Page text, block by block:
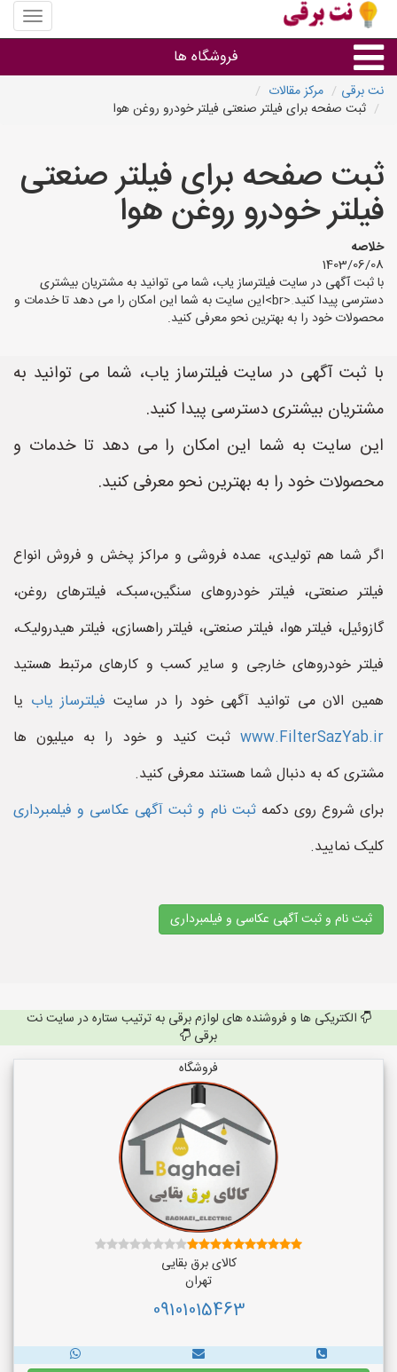
منوی
سایت
برقی
فروشگاه ها
روشنایی و نورپردازی
سایر گروه ها
فروشنده های لوازم برقی
نت برقی
مرکز مقالات
ثبت صفحه برای فیلتر صنعتی فیلتر خودرو روغن هوا
ثبت صفحه برای فیلتر صنعتی
فیلتر خودرو روغن هوا
خلاصه
1403/06/08
با ثبت آگهی در سایت فیلترساز یاب، شما می توانید به مشتریان بیشتری
دسترسی پیدا کنید.<br>این سایت به شما این امکان را می دهد تا خدمات و
محصولات خود را به بهترین نحو معرفی کنید.
با ثبت آگهی در سایت فیلترساز یاب، شما می توانید به
مشتریان بیشتری دسترسی پیدا کنید.
این سایت به شما این امکان را می دهد تا خدمات و
محصولات خود را به بهترین نحو معرفی کنید.
اگر شما هم تولیدی، عمده فروشی و مراکز پخش و فروش انواع
فیلتر صنعتی، فیلتر خودروهای سنگین،سبک، فیلترهای روغن،
گازوئیل، فیلتر هوا، فیلتر صنعتی، فیلتر راهسازی، فیلتر هیدرولیک،
فیلتر خودروهای خارجی و سایر کسب و کارهای مرتبط هستید
همین الان می توانید آگهی خود را در سایت فیلترساز یاب یا
www.FilterSazYab.ir ثبت کنید و خود را به میلیون ها
مشتری که به دنبال شما هستند معرفی کنید.
برای شروع روی دکمهثبت نام و ثبت آگهی عکاسی و فیلمبرداری
کلیک نمایید.
ثبت نام و ثبت آگهی عکاسی و فیلمبرداری
الکتریکی ها و فروشنده های لوازم برقی به ترتیب ستاره در سایت نت
برقی
فروشگاه
کالای برق بقایی
تهران
09101015463